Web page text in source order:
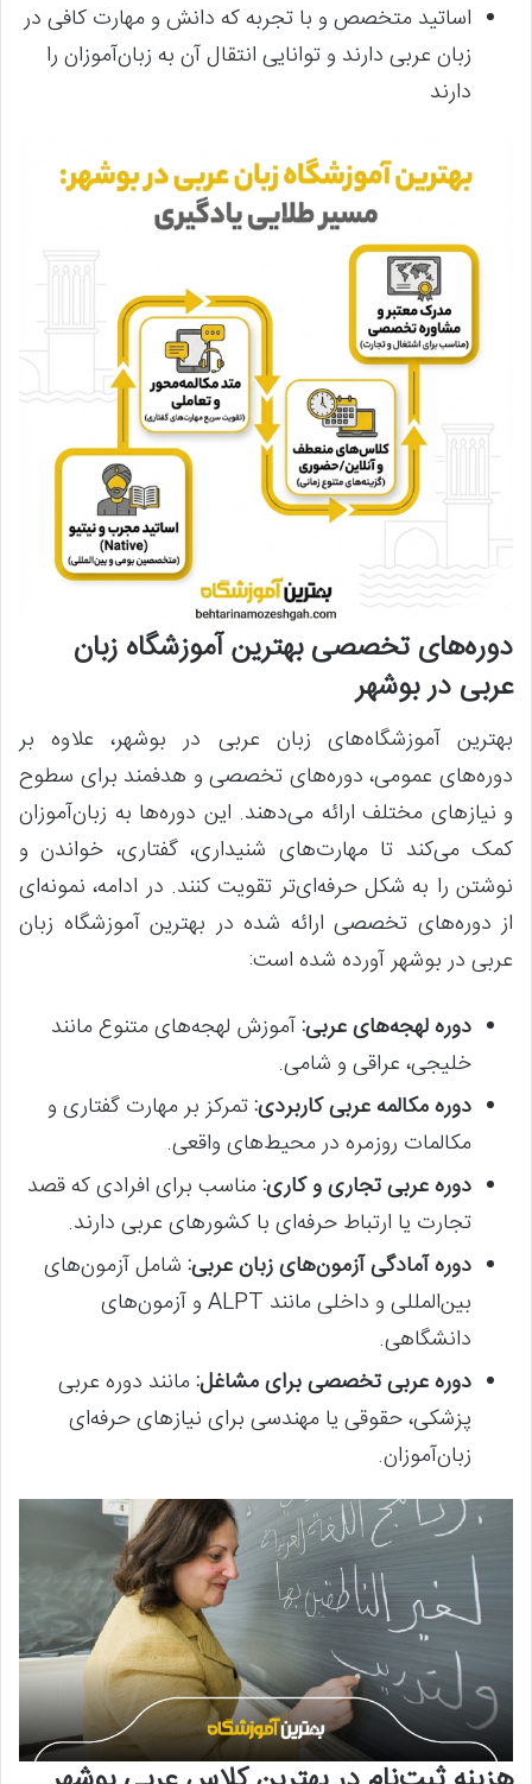
اساتید متخصص و با تجربه که دانش و مهارت کافی در
زبان عربی دارند و توانایی انتقال آن به زبان‌آموزان را
دارند
دوره‌های تخصصی بهترین آموزشگاه زبان
عربی در بوشهر
بهترین آموزشگاه‌های زبان عربی در بوشهر، علاوه بر
دوره‌های عمومی، دوره‌های تخصصی و هدفمند برای سطوح
و نیازهای مختلف ارائه می‌دهند. این دوره‌ها به زبان‌آموزان
کمک می‌کند تا مهارت‌های شنیداری، گفتاری، خواندن و
نوشتن را به شکل حرفه‌ای‌تر تقویت کنند. در ادامه، نمونه‌ای
از دوره‌های تخصصی ارائه شده در بهترین آموزشگاه زبان
عربی در بوشهر آورده شده است:
دوره لهجه‌های عربی:آموزش لهجه‌های متنوع مانند
خلیجی، عراقی و شامی.
دوره مکالمه عربی کاربردی:تمرکز بر مهارت گفتاری و
مکالمات روزمره در محیط‌های واقعی.
دوره عربی تجاری و کاری:مناسب برای افرادی که قصد
تجارت یا ارتباط حرفه‌ای با کشورهای عربی دارند.
دوره آمادگی آزمون‌های زبان عربی: شامل آزمون‌های
بین‌المللی و داخلی مانند ALPT و آزمون‌های
دانشگاهی.
دوره عربی تخصصی برای مشاغل:مانند دوره عربی
پزشکی، حقوقی یا مهندسی برای نیازهای حرفه‌ای
زبان‌آموزان.